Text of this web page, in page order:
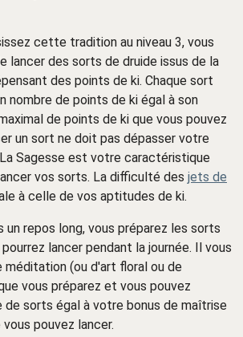
cette tradition au niveau 3, vous
lancer des sorts de druide issus de la
des points de ki. Chaque sort
nombre de points de ki égal à son
de points de ki que vous pouvez
un sort ne doit pas dépasser votre
Sagesse est votre caractéristique
vos sorts. La difficulté des jets de
à celle de vos aptitudes de ki.
un repos long, vous préparez les sorts
lancer pendant la journée. Il vous
méditation (ou d'art floral ou de
vous préparez et vous pouvez
de sorts égal à votre bonus de maîtrise
pouvez lancer.